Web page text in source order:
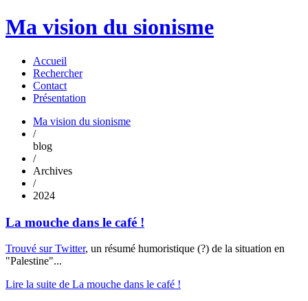
Ma vision du sionisme
Accueil
Rechercher
Contact
Présentation
Ma vision du sionisme
/
blog
/
Archives
/
2024
La mouche dans le café !
Trouvé sur Twitter, un résumé humoristique (?) de la situation en
"Palestine"...
Lire la suite de La mouche dans le café !